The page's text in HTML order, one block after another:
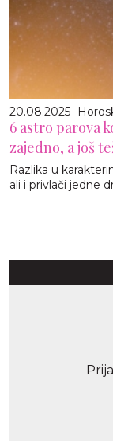
20.08.2025
6 astro parova
zajedno, a još
Razlika u
ali i privlači jedne